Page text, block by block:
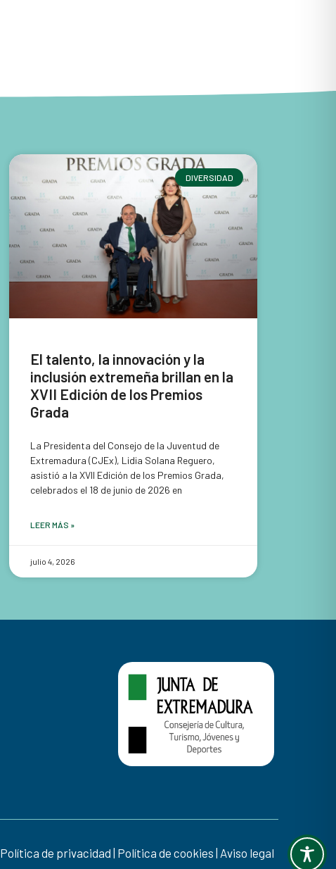
DIVERSIDAD
El talento, la innovación y la
inclusión extremeña brillan en la
XVII Edición de los Premios
Grada
La Presidenta del Consejo de la Juventud de
Extremadura (CJEx), Lidia Solana Reguero,
asistió a la XVII Edición de los Premios Grada,
celebrados el 18 de junio de 2026 en
LEER MÁS »
julio 4, 2026
Política de privacidad Política de cookies Aviso legal